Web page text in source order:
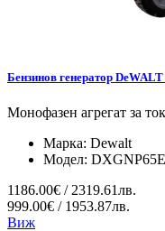
Бензинов генератор
Монофазен агрегат за
Марка: Dewalt
Модел: DXGNP65E
1186.00€ / 2319.61лв.
999.00€ / 1953.87лв.
Виж